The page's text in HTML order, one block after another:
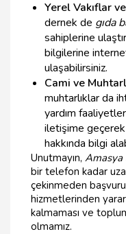
Yerel Vakıflar
dernek de gıda
sahiplerine
bilgilerine
ulaşabilirsiniz.
Cami ve
muhtarlıklar da
yardım
iletişime
hakkında bilgi
Unutmayın, Amasya
bir telefon kadar
çekinmeden
hizmetlerinden
kalmaması ve
olmamız.